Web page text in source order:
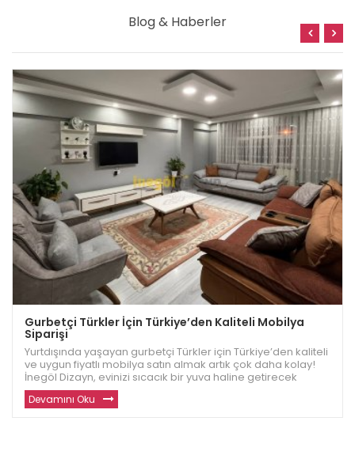
Blog & Haberler
Gurbetçi Türkler İçin Türkiye’den Kaliteli Mobilya
Siparişi
Yurtdışında yaşayan gurbetçi Türkler için Türkiye’den kaliteli
ve uygun fiyatlı mobilya satın almak artık çok daha kolay!
İnegöl Dizayn, evinizi sıcacık bir yuva haline getirecek
dayanıklı ve modern mobilyalar sunuyor. Avrupa ve diğer
ülkelerde yaşayan gu
Devamını Oku